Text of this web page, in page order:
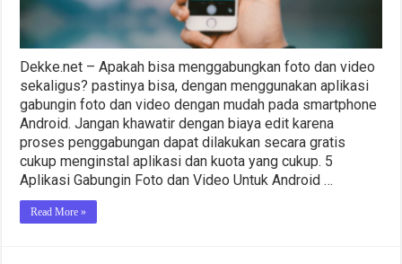
Dekke.net – Apakah bisa menggabungkan foto dan video
sekaligus? pastinya bisa, dengan menggunakan aplikasi
gabungin foto dan video dengan mudah pada smartphone
Android. Jangan khawatir dengan biaya edit karena
proses penggabungan dapat dilakukan secara gratis
cukup menginstal aplikasi dan kuota yang cukup. 5
Aplikasi Gabungin Foto dan Video Untuk Android …
Read More »